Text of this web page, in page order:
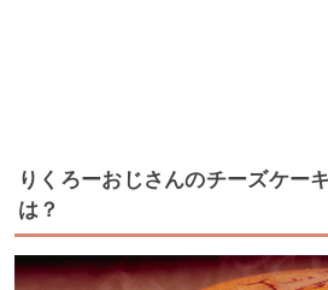
りくろーおじさんのチーズケー
は？